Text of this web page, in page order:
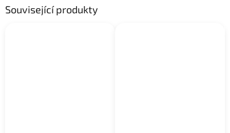
Související produkty